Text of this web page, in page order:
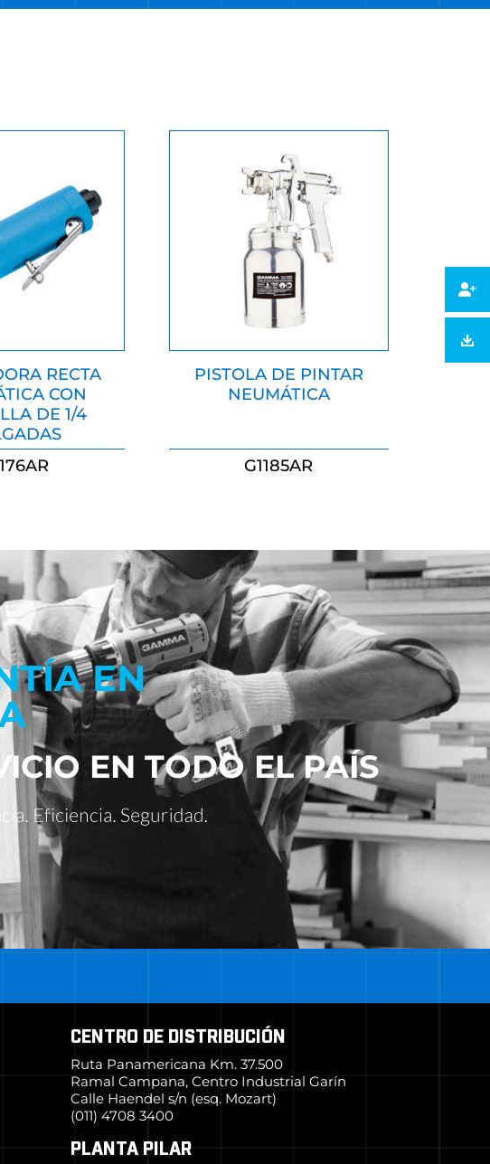
RECTA
CON
DE 1/4
PISTOLA DE PINTAR
NEUMÁTICA
G1185AR
EN
EN TODO EL PAÍS
CENTRO DE DISTRIBUCIÓN
Ruta Panamericana Km. 37.500
Ramal Campana, Centro Industrial Garín
Calle Haendel s/n (esq. Mozart)
(011) 4708 3400
PLANTA PILAR